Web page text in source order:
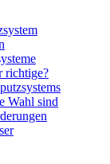
richtige?
Wahl sind